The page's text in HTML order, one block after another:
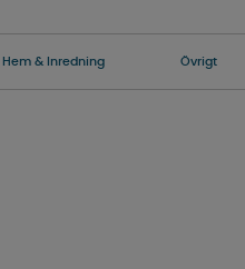
Hem & Inredning Övrigt